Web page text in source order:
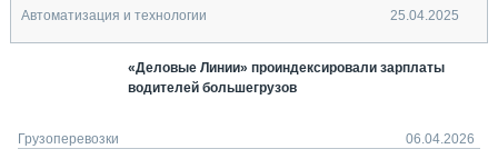
Автоматизация и технологии 25.04.2025
«Деловые Линии» проиндексировали зарплаты
водителей большегрузов
Грузоперевозки 06.04.2026